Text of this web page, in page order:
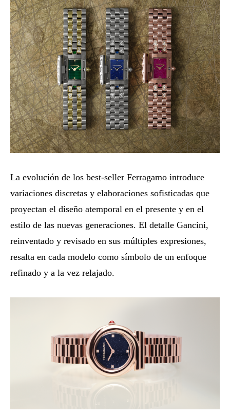
La evolución de los best-seller Ferragamo introduce
variaciones discretas y elaboraciones sofisticadas que
proyectan el diseño atemporal en el presente y en el
estilo de las nuevas generaciones. El detalle Gancini,
reinventado y revisado en sus múltiples expresiones,
resalta en cada modelo como símbolo de un enfoque
refinado y a la vez relajado.